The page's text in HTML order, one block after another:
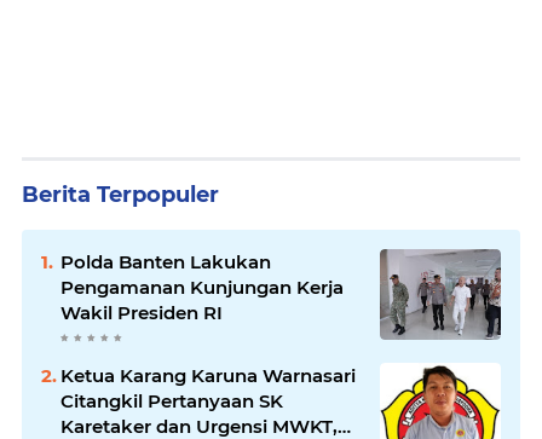
Berita Terpopuler
Polda Banten Lakukan
Pengamanan Kunjungan Kerja
Wakil Presiden RI
Ketua Karang Karuna Warnasari
Citangkil Pertanyaan SK
Karetaker dan Urgensi MWKT,